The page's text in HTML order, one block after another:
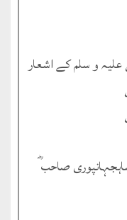
و سلم کے اشعار
صاحب